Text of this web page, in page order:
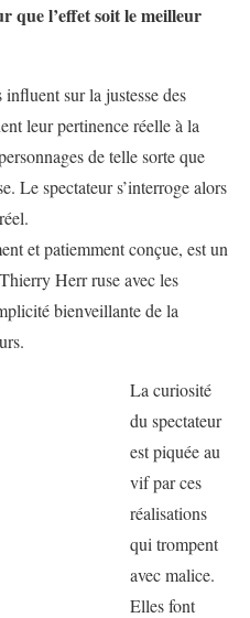
que l’effet soit le meilleur
sur la justesse des
leur pertinence réelle à la
de telle sorte que
Le spectateur s’interroge alors
et patiemment conçue, est un
Herr ruse avec les
bienveillante de la
La curiosité
du spectateur
est piquée au
vif par ces
réalisations
qui trompent
avec malice.
Elles font